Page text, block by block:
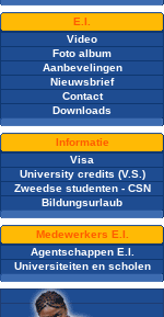
E.I.
Video
Foto album
Aanbevelingen
Nieuwsbrief
Contact
Downloads
Informatie
Visa
University credits (V.S.)
Zweedse studenten - CSN
Bildungsurlaub
Medewerkers E.I.
Agentschappen E.I.
Universiteiten en scholen